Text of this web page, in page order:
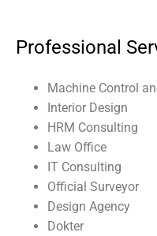
Professional
Machine Control
Interior Design
HRM Consulting
Law Office
IT Consulting
Official Surveyor
Design Agency
Dokter